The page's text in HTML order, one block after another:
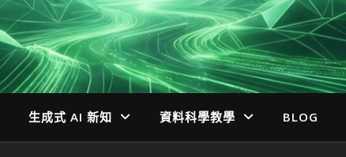
生成式 AI 新知 資料科學教學 BLOG